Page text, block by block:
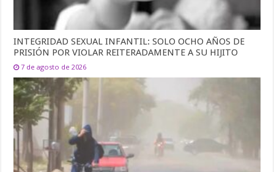
INTEGRIDAD SEXUAL INFANTIL: SOLO OCHO AÑOS DE
PRISIÓN POR VIOLAR REITERADAMENTE A SU HIJITO
7 de agosto de 2026